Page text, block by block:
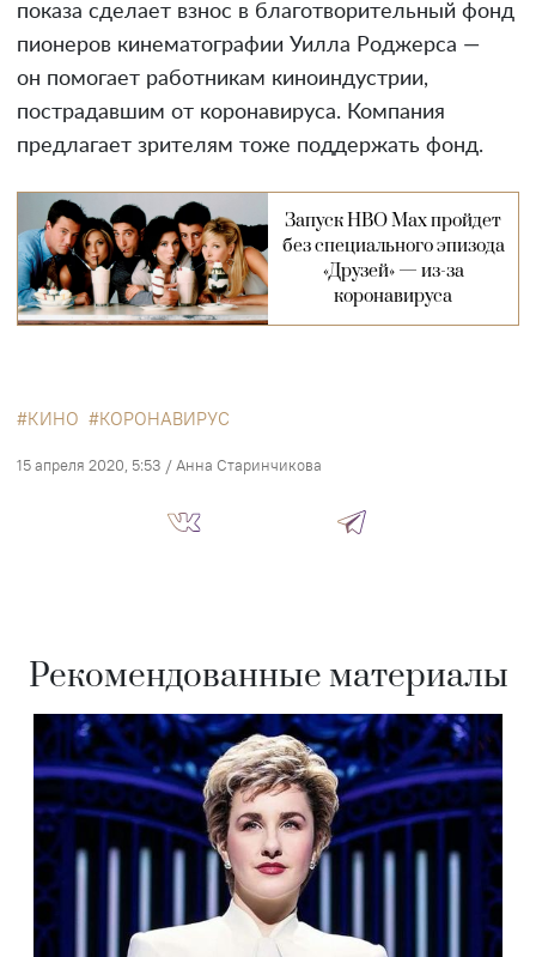
показа сделает взнос в благотворительный фонд
пионеров кинематографии Уилла Роджерса —
он помогает работникам киноиндустрии,
пострадавшим от коронавируса. Компания
предлагает зрителям тоже поддержать фонд.
Запуск HBO Max пройдет
без специального эпизода
«Друзей» — из-за
коронавируса
КИНО КОРОНАВИРУС
15 апреля 2020, 5:53 / Анна Старинчикова
Рекомендованные материалы